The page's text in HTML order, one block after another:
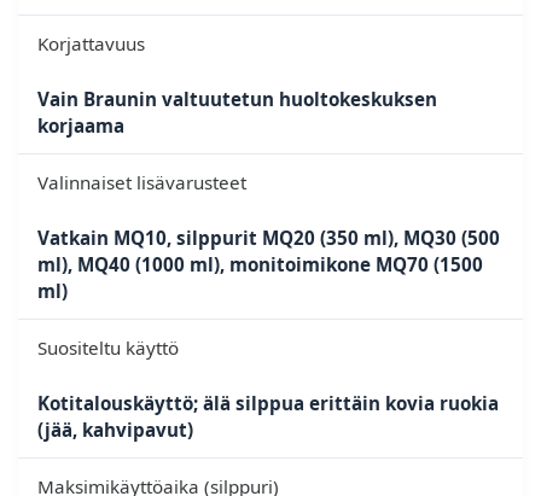
Korjattavuus
Vain Braunin valtuutetun huoltokeskuksen
korjaama
Valinnaiset lisävarusteet
Vatkain MQ10, silppurit MQ20 (350 ml), MQ30 (500
ml), MQ40 (1000 ml), monitoimikone MQ70 (1500
ml)
Suositeltu käyttö
Kotitalouskäyttö; älä silppua erittäin kovia ruokia
(jää, kahvipavut)
Maksimikäyttöaika (silppuri)